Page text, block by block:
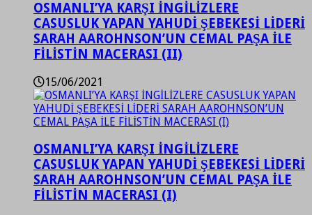
OSMANLI’YA KARŞI İNGİLİZLERE
CASUSLUK YAPAN YAHUDİ ŞEBEKESİ LİDERİ
SARAH AAROHNSON’UN CEMAL PAŞA İLE
FİLİSTİN MACERASI (II)
15/06/2021
OSMANLI’YA KARŞI İNGİLİZLERE
CASUSLUK YAPAN YAHUDİ ŞEBEKESİ LİDERİ
SARAH AAROHNSON’UN CEMAL PAŞA İLE
FİLİSTİN MACERASI (I)